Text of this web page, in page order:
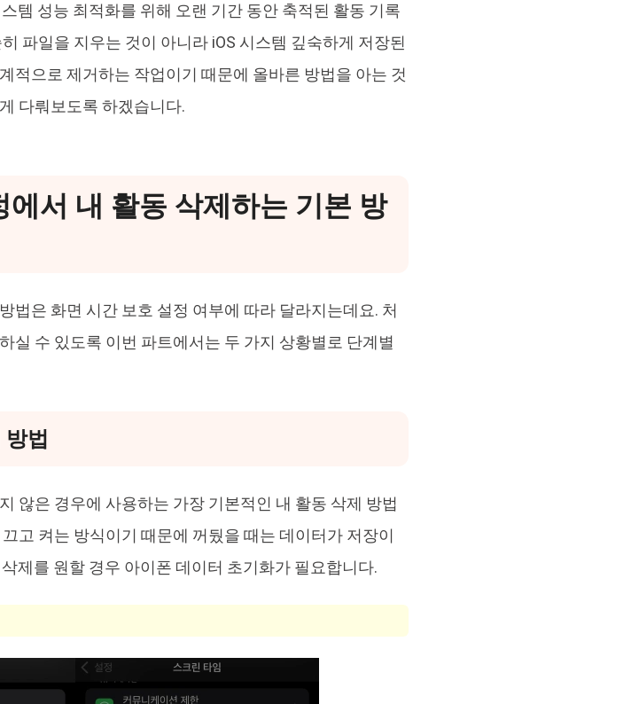
템 성능 최적화를 위해 오랜 기간 동안 축적된 활동 기록
파일을 지우는 것이 아니라 iOS 시스템 깊숙하게 저장된
적으로 제거하는 작업이기 때문에 올바른 방법을 아는 것
다뤄보도록 하겠습니다.
서 내 활동 삭제하는 기본 방
법은 화면 시간 보호 설정 여부에 따라 달라지는데요. 처
실 수 있도록 이번 파트에서는 두 가지 상황별로 단계별
법
않은 경우에 사용하는 가장 기본적인 내 활동 삭제 방법
고 켜는 방식이기 때문에 꺼뒀을 때는 데이터가 저장이
제를 원할 경우 아이폰 데이터 초기화가 필요합니다.